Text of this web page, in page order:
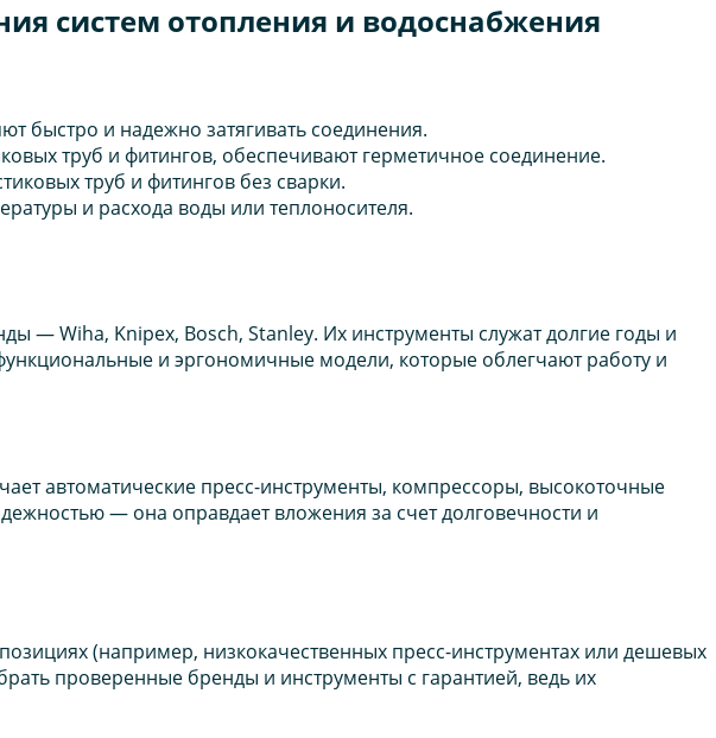
систем отопления и водоснабжения
быстро и надежно затягивать соединения.
труб и фитингов, обеспечивают герметичное соединение.
труб и фитингов без сварки.
и расхода воды или теплоносителя.
— Wiha, Knipex, Bosch, Stanley. Их инструменты служат долгие годы и
и эргономичные модели, которые облегчают работу и
автоматические пресс-инструменты, компрессоры, высокоточные
— она оправдает вложения за счет долговечности и
(например, низкокачественных пресс-инструментах или дешевых
проверенные бренды и инструменты с гарантией, ведь их